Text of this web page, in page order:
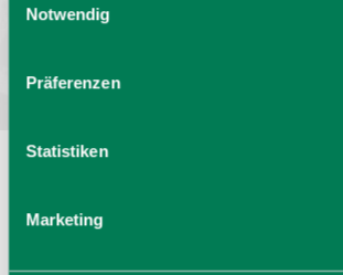
Cookies, wenn Sie unsere Webseite
Notwendig
Präferenzen
Statistiken
Marketing
Bayern - traditionell anders